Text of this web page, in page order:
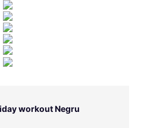
workout Negru